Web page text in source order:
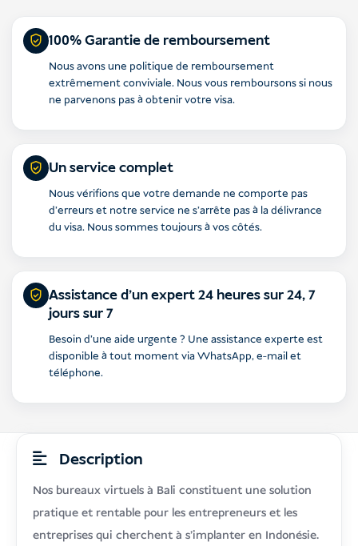
100% Garantie de remboursement
Nous avons une politique de remboursement
extrêmement conviviale. Nous vous remboursons si nous
ne parvenons pas à obtenir votre visa.
Un service complet
Nous vérifions que votre demande ne comporte pas
d'erreurs et notre service ne s'arrête pas à la délivrance
du visa. Nous sommes toujours à vos côtés.
Assistance d'un expert 24 heures sur 24, 7
jours sur 7
Besoin d'une aide urgente ? Une assistance experte est
disponible à tout moment via WhatsApp, e-mail et
téléphone.
Description
Nos bureaux virtuels à Bali constituent une solution
pratique et rentable pour les entrepreneurs et les
entreprises qui cherchent à s'implanter en Indonésie.